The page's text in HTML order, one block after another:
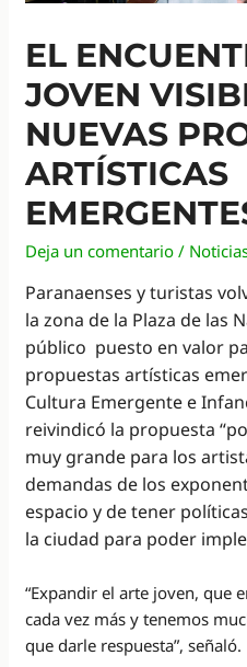
EL
JOVEN
NUEVAS
ARTÍSTICAS
Deja un comentario /
Paranaenses y turistas
la zona de la Plaza de las
público puesto en valor
propuestas artísticas
Cultura Emergente e
reivindicó la propuesta
muy grande para los
demandas de los
espacio y de tener
la ciudad para poder
“Expandir el arte joven, que
cada vez más y tenemos
que darle respuesta”, señaló.